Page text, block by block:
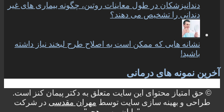
دندانپزشکان در طول معاینات روتین، چگونه بیماری های غیر
دندانی را تشخیص می دهند؟
نشانه هایی که ممکن است به اصلاح طرح لبخند نیاز داشته
باشید!
آخرین نمونه های درمانی
© حق امتیاز محتوای این سایت متعلق به دکتر پیمان کنز است.
طراحی و بهینه سازی سایت توسط مهران مقدسی در شرکت